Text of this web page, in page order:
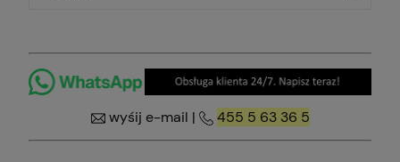
wyśij e-mail | 455 5 63 36 5